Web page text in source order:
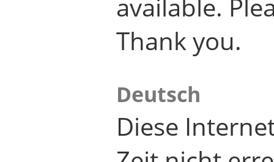
available.
Thank you.
Deutsch
Diese